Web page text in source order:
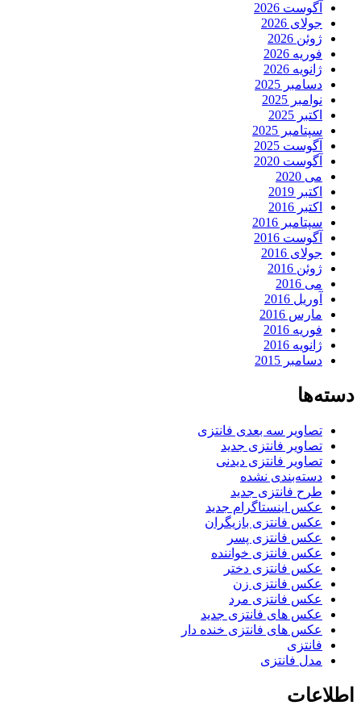
آگوست 2026
جولای 2026
ژوئن 2026
فوریه 2026
ژانویه 2026
دسامبر 2025
نوامبر 2025
اکتبر 2025
سپتامبر 2025
آگوست 2025
آگوست 2020
می 2020
اکتبر 2019
اکتبر 2016
سپتامبر 2016
آگوست 2016
جولای 2016
ژوئن 2016
می 2016
آوریل 2016
مارس 2016
فوریه 2016
ژانویه 2016
دسامبر 2015
دسته‌ها
تصاویر سه بعدی فانتزی
تصاویر فانتزی جدید
تصاویر فانتزی دیدنی
دسته‌بندی نشده
طرح فانتزی جدید
عکس اینستاگرام جدید
عکس فانتزی بازیگران
عکس فانتزی پسر
عکس فانتزی خواننده
عکس فانتزی دختر
عکس فانتزی زن
عکس فانتزی مرد
عکس های فانتزی جدید
عکس های فانتزی خنده دار
فانتزی
مدل فانتزی
اطلاعات